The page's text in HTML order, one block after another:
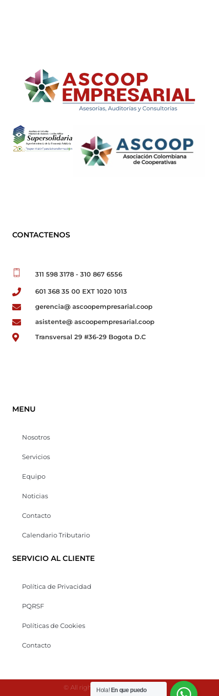
CONTACTENOS
311 598 3178 - 310 867 6556
601 368 35 00 EXT 1020 1013
gerencia@ ascoopempresarial.coop
asistente@ ascoopempresarial.coop
Transversal 29 #36-29 Bogota D.C
MENU
Nosotros
Servicios
Equipo
Noticias
Contacto
Calendario Tributario
SERVICIO AL CLIENTE
Política de Privacidad
PQRSF
Políticas de Cookies
Contacto
© All rights reserved Kaonesis
Hola! En que puedo